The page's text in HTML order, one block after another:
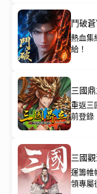
鬥破
熱血集
給！
三國鼎
重返三
前登錄
三國
運籌帷
領專屬